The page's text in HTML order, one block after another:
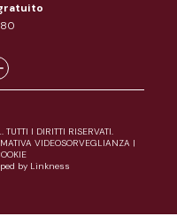
I DIRITTI RISERVATI.
VIDEOSORVEGLIANZA |
by Linkness